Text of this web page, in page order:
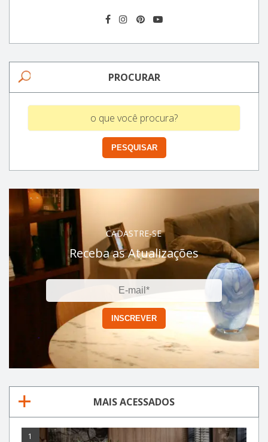
PROCURAR
CADASTRE-SE
Receba as Atualizações
MAIS ACESSADOS
1